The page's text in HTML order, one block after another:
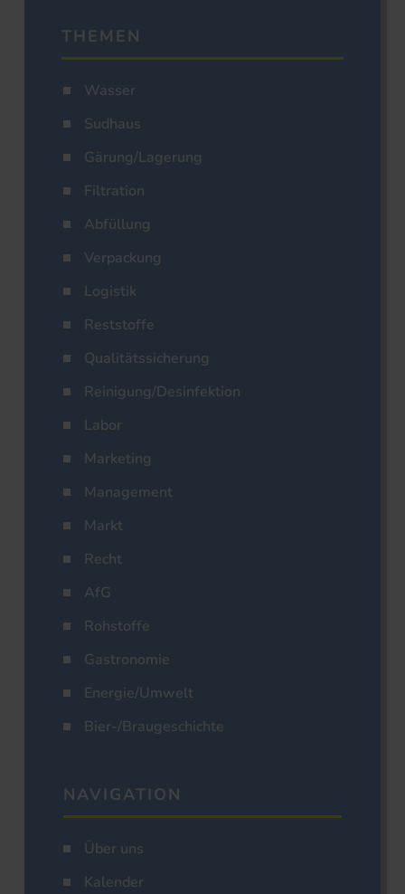
THEMEN
Wasser
Sudhaus
Gärung/Lagerung
Filtration
Abfüllung
Verpackung
Logistik
Reststoffe
Qualitätssicherung
Reinigung/Desinfektion
Labor
Marketing
Management
Markt
Recht
AfG
Rohstoffe
Gastronomie
Energie/Umwelt
Bier-/Braugeschichte
NAVIGATION
Über uns
Kalender